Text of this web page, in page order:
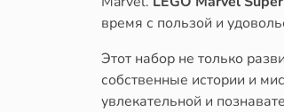
время с пользой и
Этот набор не только
собственные истории и
увлекательной и